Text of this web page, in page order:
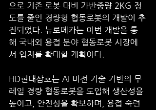
으로 기존 로봇 대비 가반중량 2KG 정
도를 줄인 경량형 협동로봇의 개발이 추
진되었다. 뉴로메카는 이번 개발을 통
해 국내외 용접 분야 협동로봇 시장에
서 입지를 확대할 계획이다.
HD현대삼호는 AI 비전 기술 기반의 무
레일 경량 협동로봇을 도입해 생산성을
높이고, 안전성을 확보하며, 용접 숙련